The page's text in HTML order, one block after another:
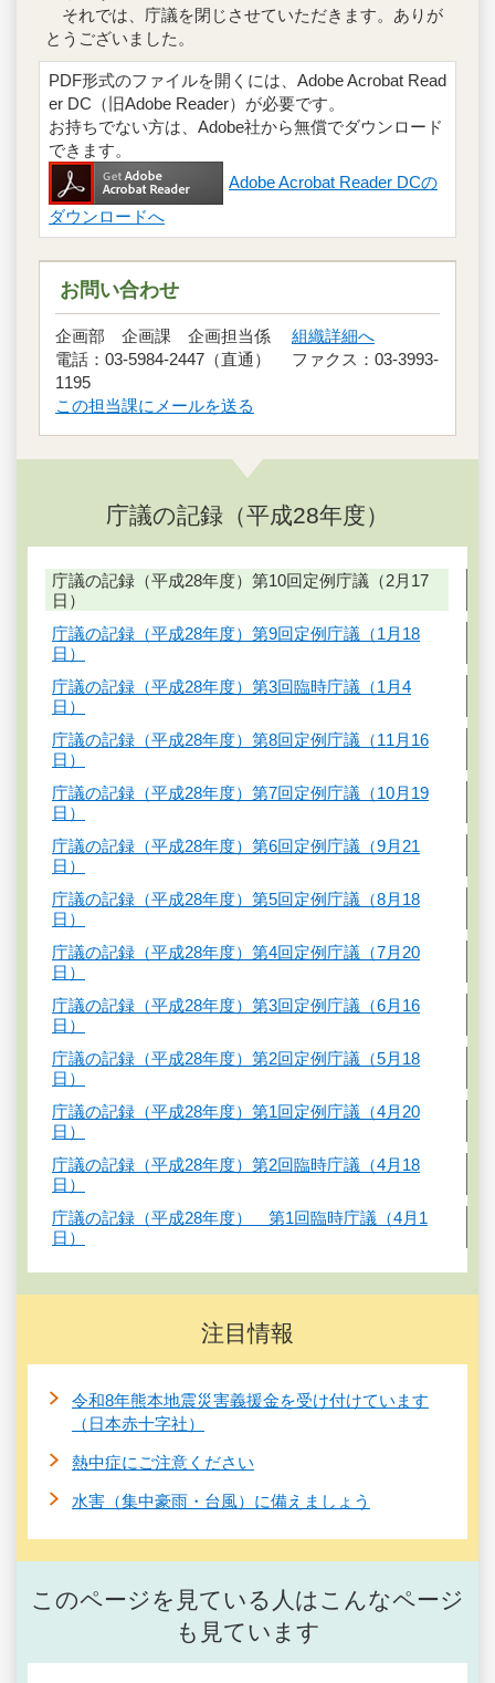
それでは、庁議を閉じさせていただきます。ありが
とうございました。
PDF形式のファイルを開くには、Adobe Acrobat Read
er DC（旧Adobe Reader）が必要です。
お持ちでない方は、Adobe社から無償でダウンロード
できます。
Adobe Acrobat Reader DCの
ダウンロードへ
お問い合わせ
企画部 企画課 企画担当係 組織詳細へ
電話：03-5984-2447（直通） ファクス：03-3993-
1195
この担当課にメールを送る
庁議の記録（平成28年度）
庁議の記録（平成28年度）第10回定例庁議（2月17
日）
庁議の記録（平成28年度）第9回定例庁議（1月18
日）
庁議の記録（平成28年度）第3回臨時庁議（1月4
日）
庁議の記録（平成28年度）第8回定例庁議（11月16
日）
庁議の記録（平成28年度）第7回定例庁議（10月19
日）
庁議の記録（平成28年度）第6回定例庁議（9月21
日）
庁議の記録（平成28年度）第5回定例庁議（8月18
日）
庁議の記録（平成28年度）第4回定例庁議（7月20
日）
庁議の記録（平成28年度）第3回定例庁議（6月16
日）
庁議の記録（平成28年度）第2回定例庁議（5月18
日）
庁議の記録（平成28年度）第1回定例庁議（4月20
日）
庁議の記録（平成28年度）第2回臨時庁議（4月18
日）
庁議の記録（平成28年度） 第1回臨時庁議（4月1
日）
注目情報
令和8年熊本地震災害義援金を受け付けています
（日本赤十字社）
熱中症にご注意ください
水害（集中豪雨・台風）に備えましょう
このページを見ている人はこんなページ
も見ています